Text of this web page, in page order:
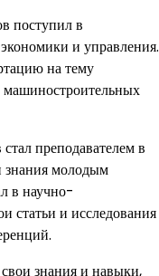
поступил в
и управления.
на тему
машиностроительных
преподавателем в
знания молодым
в научно-
статьи и исследования
знания и навыки,